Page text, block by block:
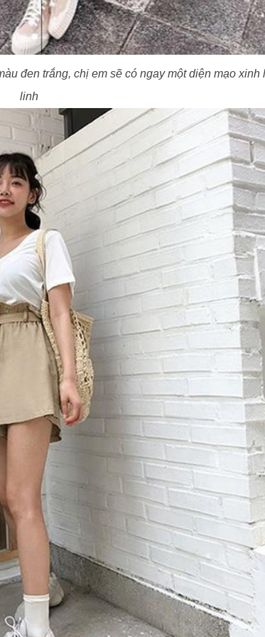
đen trắng, chị em sẽ có ngay một diện mạo xinh
linh